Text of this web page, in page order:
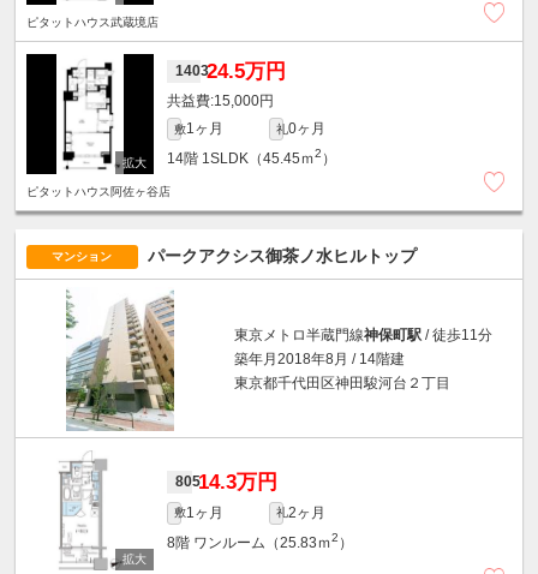
ピタットハウス武蔵境店
140324.5万円
15,000円
敷1ヶ月 礼0ヶ月
14階 1SLDK（45.45ｍ2 ）
ピタットハウス阿佐ヶ谷店
マンション パークアクシス御茶ノ水ヒルトップ
東京メトロ半蔵門線神保町駅 / 徒歩11分
築年月2018年8月 / 14階建
東京都千代田区神田駿河台２丁目
80514.3万円
敷1ヶ月 礼2ヶ月
8階 ワンルーム（25.83ｍ2 ）